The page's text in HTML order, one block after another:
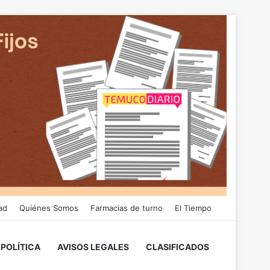
Quiénes Somos Farmacias de turno El Tiempo
POLÍTICA AVISOS LEGALES CLASIFICADOS